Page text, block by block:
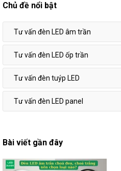
Chủ đề nổi bật
Tư vấn đèn LED âm trần
Tư vấn đèn LED ốp trần
Tư vấn đèn tuýp LED
Tư vấn đèn LED panel
Bài viết gần đây